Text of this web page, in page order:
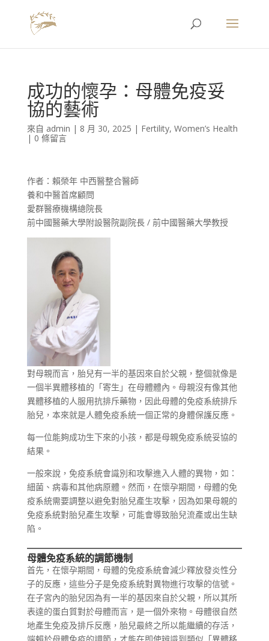
成功的懷孕：母體免疫妥
協的藝術
來自 admin | 8 月 30, 2025 | Fertility, Women’s Health
| 0 條留言
作者：賴榮年 中西醫整合醫師
養和中醫首席顧問
愛群醫療機構總院長
前中國醫藥大學附設醫院副院長 / 前中國醫藥大學教授
對母親而言，胎兒有一半的基因來自於父親，整個就像是
一個半異體移植的「寄生」在母體體內。母親沒有像其他
異體移植的人服用抗排斥藥物，因此母體的免疫系統排斥
胎兒，本來就是人體免疫系統一個正常的身體保護反應。
每一位能夠成功生下來的小孩，都是母親免疫系統妥協的
結果。
一般來說，免疫系統會識別和攻擊進入人體的異物，如：
細菌、病毒和其他病原體。然而，在懷孕期間，母體的免
疫系統需要調整以避免對胎兒產生攻擊，因為如果母親的
免疫系統對胎兒產生攻擊，可能會導致胎兒流產或出生缺
陷。
母體免疫系統的調節機制
首先，在懷孕期間，母體的免疫系統會減少釋放發炎性分
子的反應，這些分子是免疫系統對異物進行攻擊的信號。
在子宮內的胎兒因為有一半的基因來自於父親，所以其所
表達的蛋白質對於母體而言，是一個外來物。母體很自然
地產生免疫及排斥反應，胎兒最終之所以能繼續的存活，